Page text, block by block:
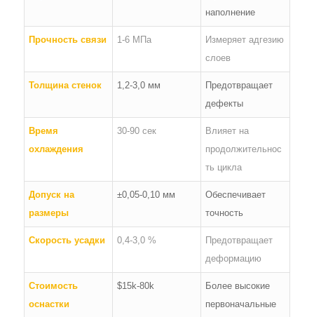
наполнение
Прочность связи 1-6 МПа
Измеряет адгезию
слоев
Толщина стенок 1,2-3,0 мм
Предотвращает
дефекты
Время
охлаждения
30-90 сек
Влияет на
продолжительнос
ть цикла
Допуск на
размеры
±0,05-0,10 мм
Обеспечивает
точность
Скорость усадки 0,4-3,0 %
Предотвращает
деформацию
Стоимость
оснастки
$15k-80k
Более высокие
первоначальные